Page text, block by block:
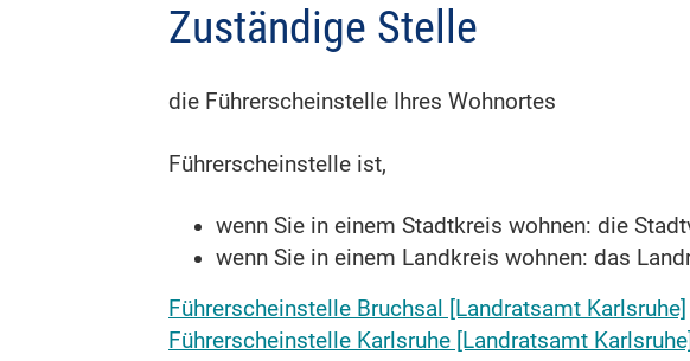
Zuständige Stelle
die Führerscheinstelle Ihres Wohnortes
Führerscheinstelle ist,
wenn Sie in einem Stadtkreis wohnen: die
wenn Sie in einem Landkreis wohnen: das
Führerscheinstelle Bruchsal [Landratsamt Karlsruhe]
Führerscheinstelle Karlsruhe [Landratsamt Karlsruhe]